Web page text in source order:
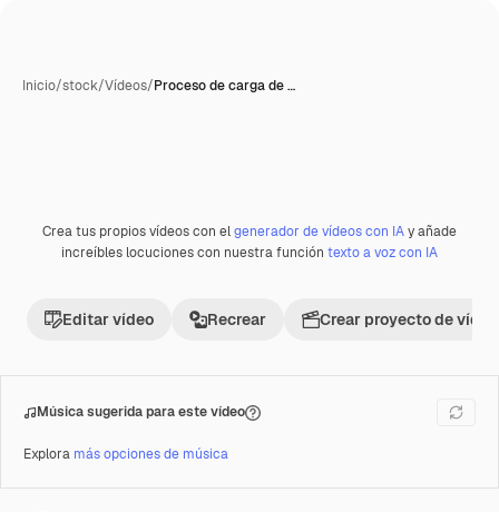
Inicio/stock/Vídeos/Proceso de carga de …
Premium
Crea tus propios vídeos con elgenerador de vídeos con IAy añade
increíbles locuciones con nuestra función texto a voz con IA
Editar vídeo Recrear Crear proyecto de vídeo
Música sugerida para este vídeo
Explora más opciones de música